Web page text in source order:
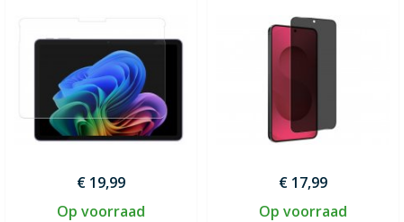
€ 19,99
Op voorraad
€ 17,99
Op voorraad